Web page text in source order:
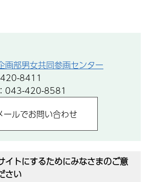
画部男女共同参画センター
8411
043-420-8581
イトにするためにみなさまのご意
さい